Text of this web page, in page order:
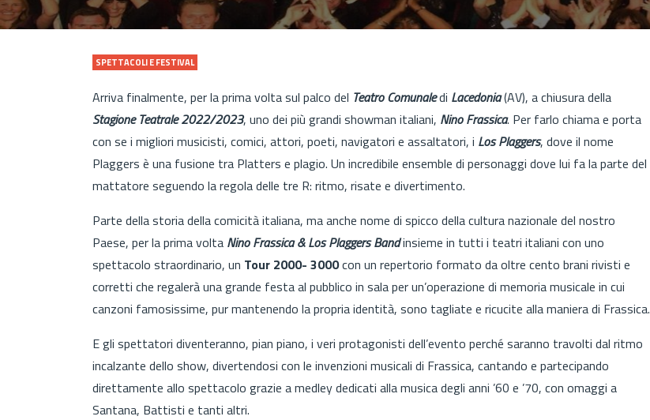
SPETTACOLI E FESTIVAL
Arriva finalmente, per la prima volta sul palco del Teatro Comunaledi Lacedonia(AV), a chiusura della
Stagione Teatrale 2022/2023, uno dei più grandi showman italiani, Nino Frassica. Per farlo chiama e porta
con se i migliori musicisti, comici, attori, poeti, navigatori e assaltatori, i Los Plaggers, dove il nome
Plaggers è una fusione tra Platters e plagio. Un incredibile ensemble di personaggi dove lui fa la parte del
mattatore seguendo la regola delle tre R: ritmo, risate e divertimento.
Parte della storia della comicità italiana, ma anche nome di spicco della cultura nazionale del nostro
Paese, per la prima volta Nino Frassica & Los Plaggers Bandinsieme in tutti i teatri italiani con uno
spettacolo straordinario, un Tour 2000- 3000con un repertorio formato da oltre cento brani rivisti e
corretti che regalerà una grande festa al pubblico in sala per un’operazione di memoria musicale in cui
canzoni famosissime, pur mantenendo la propria identità, sono tagliate e ricucite alla maniera di Frassica.
E gli spettatori diventeranno, pian piano, i veri protagonisti dell’evento perché saranno travolti dal ritmo
incalzante dello show, divertendosi con le invenzioni musicali di Frassica, cantando e partecipando
direttamente allo spettacolo grazie a medley dedicati alla musica degli anni ’60 e ’70, con omaggi a
Santana, Battisti e tanti altri.